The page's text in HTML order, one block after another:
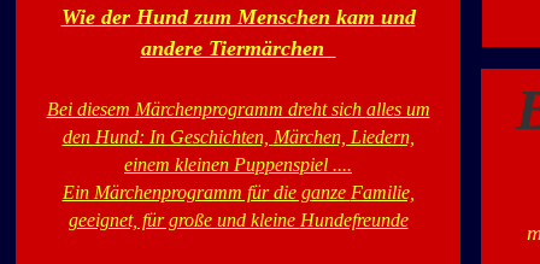
Wie der Hund zum Menschen kam und
andere Tiermärchen
Bei diesem Märchenprogramm dreht sich alles um
den Hund: In Geschichten, Märchen, Liedern,
einem kleinen Puppenspiel ....
Ein Märchenprogramm für die ganze Familie,
geeignet, für große und kleine Hundefreunde